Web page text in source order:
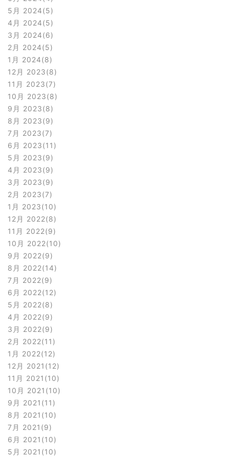
5月 2024 5
4月 2024 5
3月 2024 6
2月 2024 5
1月 2024 8
12月 2023 8
11月 2023 7
10月 2023 8
9月 2023 8
8月 2023 9
7月 2023 7
6月 2023 11
5月 2023 9
4月 2023 9
3月 2023 9
2月 2023 7
1月 2023 10
12月 2022 8
11月 2022 9
10月 2022 10
9月 2022 9
8月 2022 14
7月 2022 9
6月 2022 12
5月 2022 8
4月 2022 9
3月 2022 9
2月 2022 11
1月 2022 12
12月 2021 12
11月 2021 10
10月 2021 10
9月 2021 11
8月 2021 10
7月 2021 9
6月 2021 10
5月 2021 10